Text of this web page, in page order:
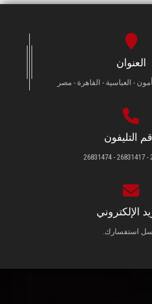
العنوان
- العباسية - القاهرة - مصر
التليفون
الإلكتروني
استفسارك.